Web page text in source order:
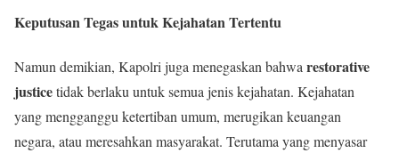
Keputusan Tegas untuk Kejahatan Tertentu
Namun demikian, Kapolri juga menegaskan bahwa restorative
justicetidak berlaku untuk semua jenis kejahatan. Kejahatan
yang mengganggu ketertiban umum, merugikan keuangan
negara, atau meresahkan masyarakat. Terutama yang menyasar